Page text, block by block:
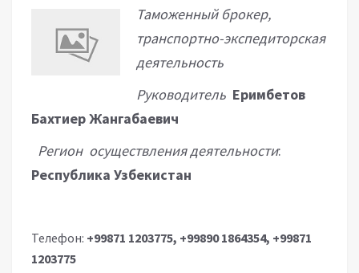
Таможенный брокер,
транспортно-экспедиторская
деятельность
Руководитель Еримбетов
Бахтиер Жангабаевич
Регион осуществления деятельности:
Республика Узбекистан
Телефон: +99871 1203775, +99890 1864354, +99871
1203775